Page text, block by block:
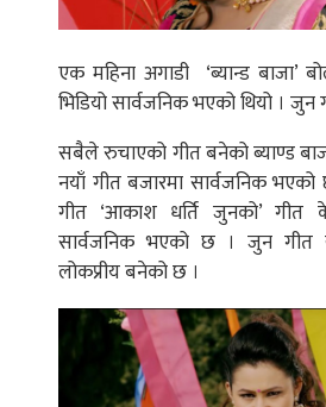
एक महिना अगाडी ‘ब्यान्ड बाजा’
भिडियो सार्वजनिक भएको थियो । जुन
सबैले रुचाएको गीत बनेको ब्याण्ड
नयाँ गीत बजारमा सार्वजनिक भएको
गीत ‘आकाश धर्ति जुनको’ गीत
सार्वजनिक भएको छ । जुन गीत
लोकप्रीय बनेको छ ।